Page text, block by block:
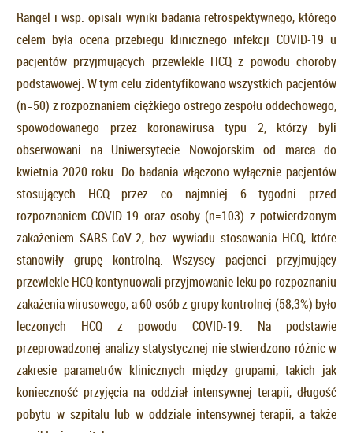
Rangel i wsp. opisali wyniki badania retrospektywnego, którego
celem była ocena przebiegu klinicznego infekcji COVID-19 u
pacjentów przyjmujących przewlekle HCQ z powodu choroby
podstawowej. W tym celu zidentyfikowano wszystkich pacjentów
(n=50) z rozpoznaniem ciężkiego ostrego zespołu oddechowego,
spowodowanego przez koronawirusa typu 2, którzy byli
obserwowani na Uniwersytecie Nowojorskim od marca do
kwietnia 2020 roku. Do badania włączono wyłącznie pacjentów
stosujących HCQ przez co najmniej 6 tygodni przed
rozpoznaniem COVID-19 oraz osoby (n=103) z potwierdzonym
zakażeniem SARS-CoV-2, bez wywiadu stosowania HCQ, które
stanowiły grupę kontrolną. Wszyscy pacjenci przyjmujący
przewlekle HCQ kontynuowali przyjmowanie leku po rozpoznaniu
zakażenia wirusowego, a 60 osób z grupy kontrolnej (58,3%) było
leczonych HCQ z powodu COVID-19. Na podstawie
przeprowadzonej analizy statystycznej nie stwierdzono różnic w
zakresie parametrów klinicznych między grupami, takich jak
konieczność przyjęcia na oddział intensywnej terapii, długość
pobytu w szpitalu lub w oddziale intensywnej terapii, a także